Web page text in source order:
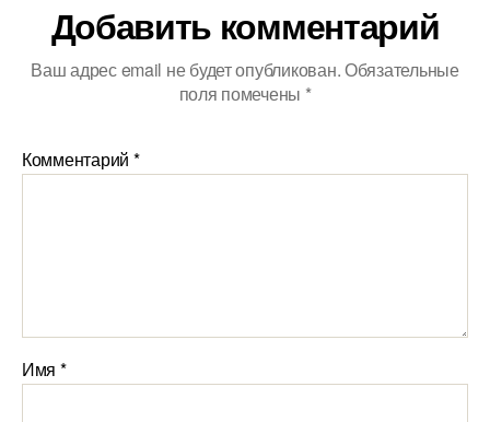
Добавить комментарий
Ваш адрес email не будет опубликован.Обязательные
поля помечены *
Комментарий *
Имя *